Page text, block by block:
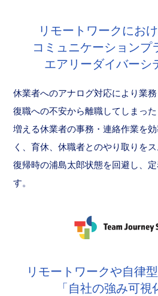
リモートワークにお
コミュニケーションプ
エアリーダイバーシ
休業者へのアナログ対応により業務
復職への不安から離職してしまっ
増える休業者の事務・連絡作業を
く、育休、休職者とのやり取りを
復帰時の浦島太郎状態を回避し、
す。
リモートワークや自律
「自社の強み可